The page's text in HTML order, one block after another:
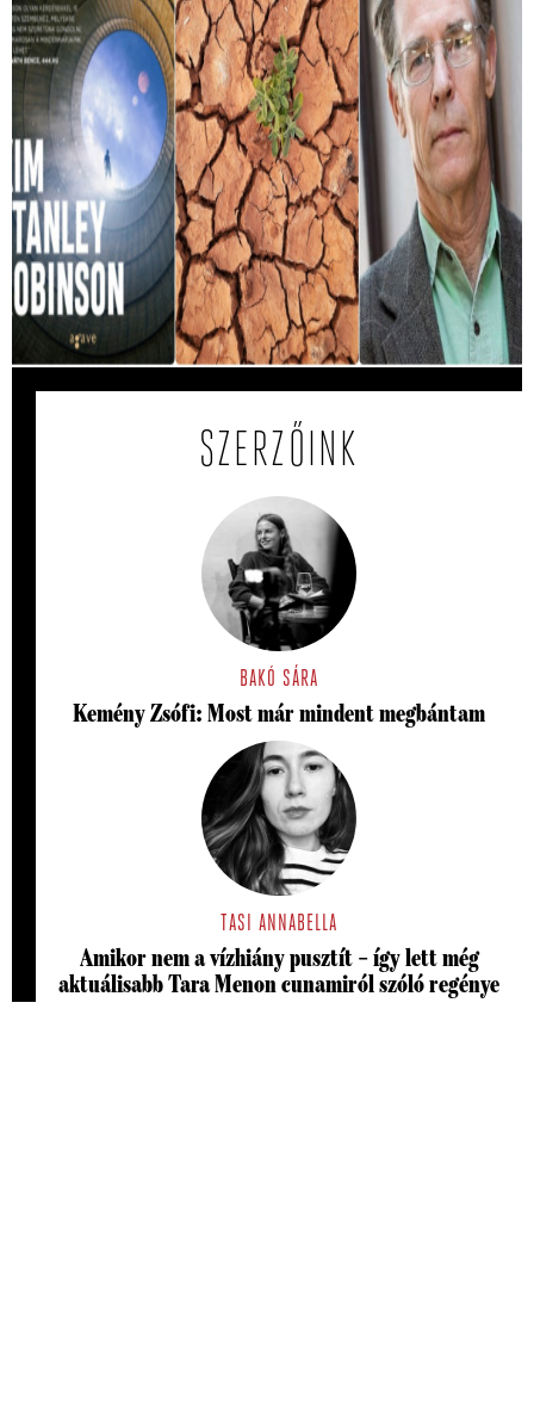
Ez a könyv megjósolta, hogy mit okoznak
a hőhullámok
A Magyarországot sújtó hőség miatt egyre többször jut
eszünkbe Kim Stanley Robinson A Jövő Minisztériuma
című regénye.
SZERZŐINK
BAKÓ SÁRA
Kemény Zsófi: Most már mindent megbántam
TASI ANNABELLA
Amikor nem a vízhiány pusztít – így lett még
aktuálisabb Tara Menon cunamiról szóló regénye